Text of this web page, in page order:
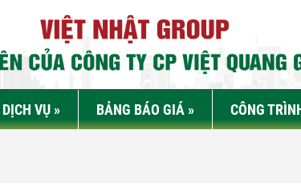
DỊCH VỤ » BẢNG BÁO GIÁ » CÔNG